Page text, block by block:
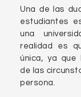
Una de las
estudiantes
una
realidad es
única, ya que
de las
persona.